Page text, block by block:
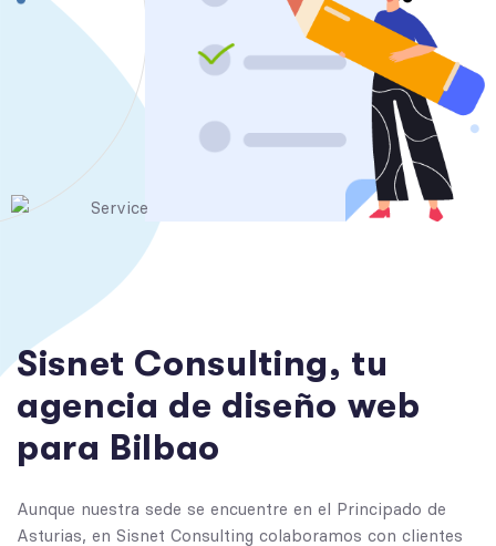
Sisnet Consulting, tu
agencia de diseño web
para Bilbao
Aunque nuestra sede se encuentre en el Principado de
Asturias, en Sisnet Consulting colaboramos con clientes